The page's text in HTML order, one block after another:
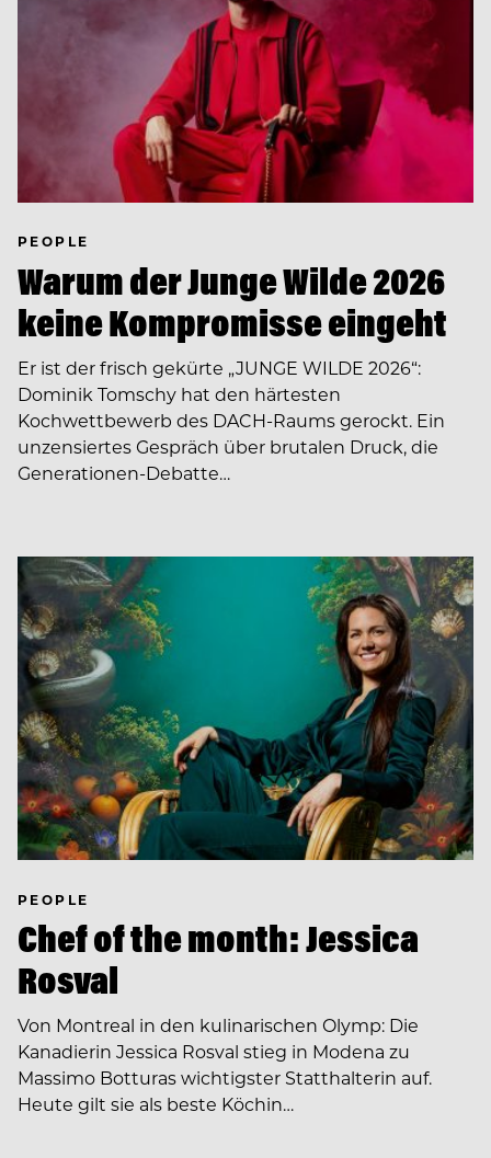
PEOPLE
Warum der Junge Wilde 2026
keine Kompromisse eingeht
Er ist der frisch gekürte „JUNGE WILDE 2026“:
Dominik Tomschy hat den härtesten
Kochwettbewerb des DACH-Raums gerockt. Ein
unzensiertes Gespräch über brutalen Druck, die
Generationen-Debatte…
PEOPLE
Chef of the month: Jessica
Rosval
Von Montreal in den kulinarischen Olymp: Die
Kanadierin Jessica Rosval stieg in Modena zu
Massimo Botturas wichtigster Statthalterin auf.
Heute gilt sie als beste Köchin…